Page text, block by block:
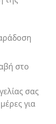
στο
σας
για